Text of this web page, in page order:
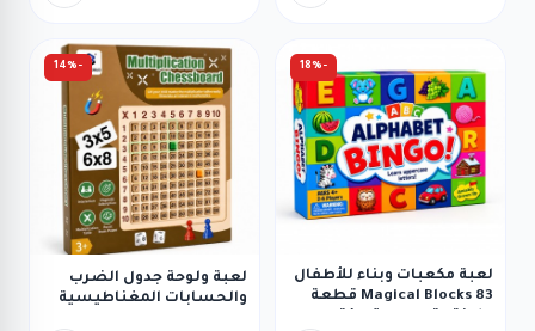
-18%
لعبة مكعبات وبناء للأطفال
Magical Blocks 83 قطعة
-14%
لعبة ولوحة جدول الضرب
والحسابات المغناطيسية